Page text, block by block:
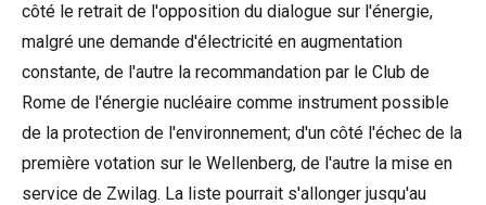
côté le retrait de l'opposition du dialogue sur l'énergie,
malgré une demande d'électricité en augmentation
constante, de l'autre la recommandation par le Club de
Rome de l'énergie nucléaire comme instrument possible
de la protection de l'environnement; d'un côté l'échec de la
première votation sur le Wellenberg, de l'autre la mise en
service de Zwilag. La liste pourrait s'allonger jusqu'au